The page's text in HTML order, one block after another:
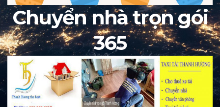
Chuyển nhà trọn gói
365